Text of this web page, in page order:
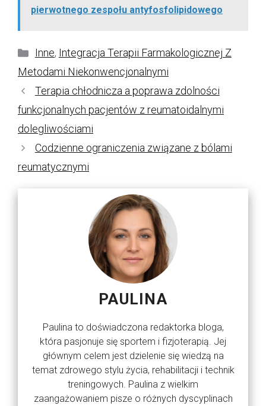
pierwotnego zespołu antyfosfolipidowego
Kategorie
Inne, Integracja Terapii Farmakologicznej Z
Metodami Niekonwencjonalnymi
Terapia chłodnicza a poprawa zdolności
funkcjonalnych pacjentów z reumatoidalnymi
dolegliwościami
Codzienne ograniczenia związane z bólami
reumatycznymi
PAULINA
Paulina to doświadczona redaktorka bloga,
która pasjonuje się sportem i fizjoterapią. Jej
głównym celem jest dzielenie się wiedzą na
temat zdrowego stylu życia, rehabilitacji i technik
treningowych. Paulina z wielkim
zaangażowaniem pisze o różnych dyscyplinach